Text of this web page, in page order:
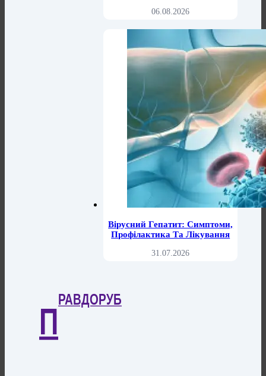
06.08.2026
Вірусний Гепатит: Симптоми,
Профілактика Та Лікування
31.07.2026
П
РАВДОРУБ